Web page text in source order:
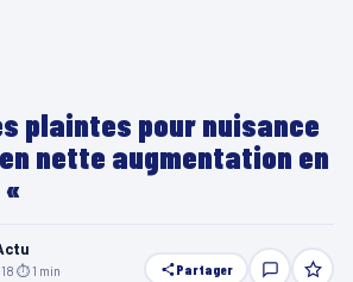
plaintes pour nuisance
nette augmentation en
⏱ 1 min Partager